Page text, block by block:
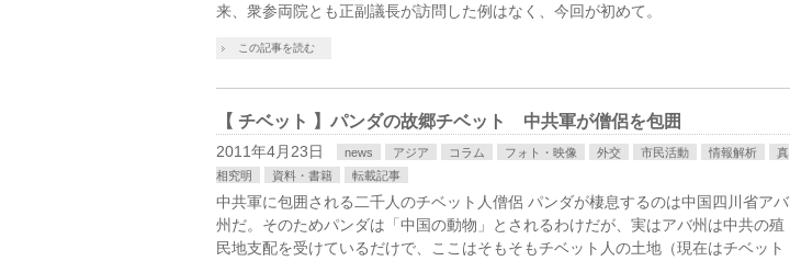
来、衆参両院とも正副議長が訪問した例はなく、今回が初めて。
この記事を読む
【 チベット 】パンダの故郷チベット 中共軍が僧侶を包囲
2011年4月23日 news アジア コラム フォト・映像 外交 市民活動 情報解析
真
相究明
資料・書籍 転載記事
中共軍に包囲される二千人のチベット人僧侶 パンダが棲息するのは中国四川省アバ
州だ。そのためパンダは「中国の動物」とされるわけだが、実はアバ州は中共の殖
民地支配を受けているだけで、ここはそもそもチベット人の土地（現在はチベット